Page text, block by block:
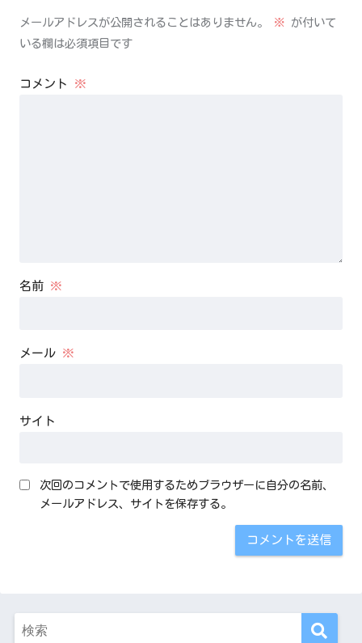
メールアドレスが公開されることはありません。 ※ が付いて
いる欄は必須項目です
コメント ※
名前 ※
メール ※
サイト
次回のコメントで使用するためブラウザーに自分の名前、
メールアドレス、サイトを保存する。